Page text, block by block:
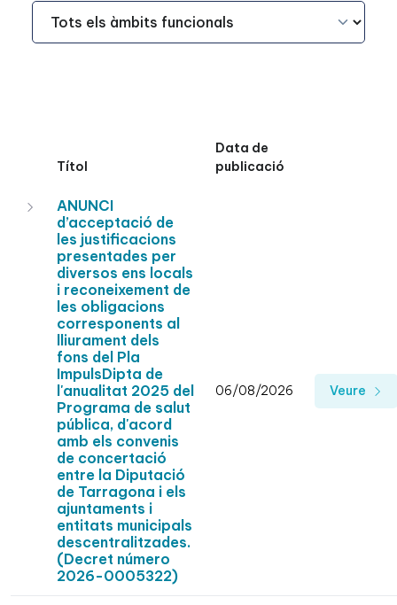
Àmbit Funcional
Títol
Data de
publicació
ANUNCI
d’acceptació de
les justificacions
presentades per
diversos ens locals
i reconeixement de
les obligacions
corresponents al
lliurament dels
fons del Pla
ImpulsDipta de
l'anualitat 2025 del
Programa de salut
pública, d'acord
amb els convenis
de concertació
entre la Diputació
de Tarragona i els
ajuntaments i
entitats municipals
descentralitzades.
(Decret número
2026-0005322)
06/08/2026 Veure